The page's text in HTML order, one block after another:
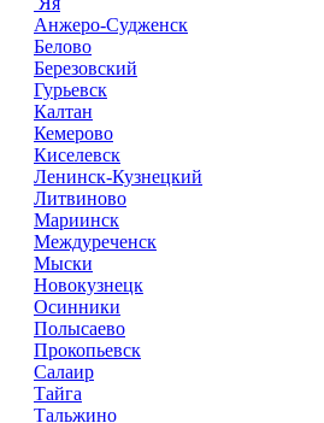
Анжеро-Судженск
Белово
Березовский
Гурьевск
Калтан
Кемерово
Киселевск
Ленинск-Кузнецкий
Литвиново
Мариинск
Междуреченск
Мыски
Новокузнецк
Осинники
Полысаево
Прокопьевск
Салаир
Тайга
Тальжино